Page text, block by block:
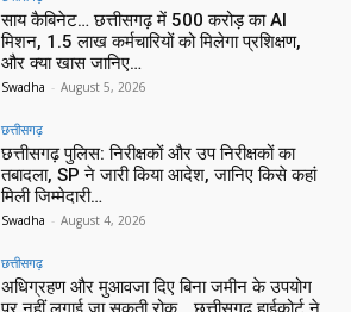
साय कैबिनेट… छत्तीसगढ़ में 500 करोड़ का AI
मिशन, 1.5 लाख कर्मचारियों को मिलेगा प्रशिक्षण,
और क्या खास जानिए…
Swadha - August 5, 2026
छत्तीसगढ़
छत्तीसगढ़ पुलिस: निरीक्षकों और उप निरीक्षकों का
तबादला, SP ने जारी किया आदेश, जानिए किसे कहां
मिली जिम्मेदारी…
Swadha - August 4, 2026
छत्तीसगढ़
अधिग्रहण और मुआवजा दिए बिना जमीन के उपयोग